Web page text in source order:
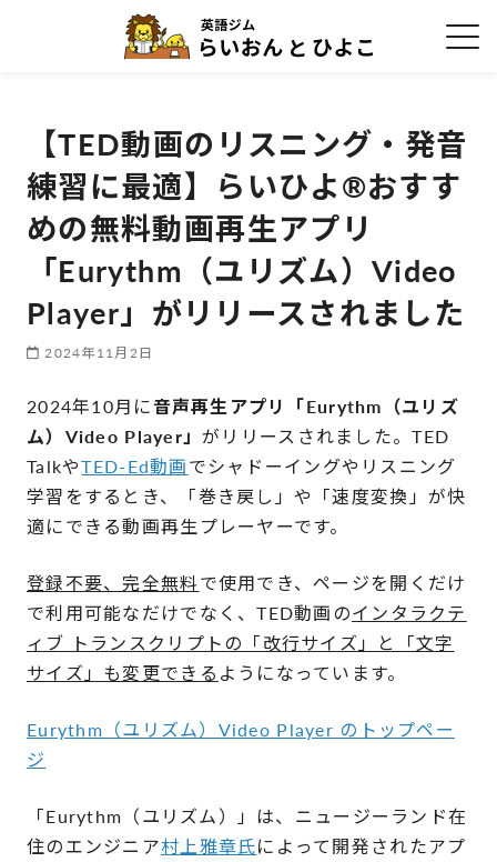
【TED動画のリスニング・発音
練習に最適】らいひよ®︎おすす
めの無料動画再生アプリ
「Eurythm（ユリズム）Video
Player」がリリースされました
2024年11月2日
2024年10月に音声再生アプリ「Eurythm（ユリズ
ム）Video Player」がリリースされました。TED
TalkやTED-Ed動画でシャドーイングやリスニング
学習をするとき、「巻き戻し」や「速度変換」が快
適にできる動画再生プレーヤーです。
登録不要、完全無料で使用でき、ページを開くだけ
で利用可能なだけでなく、TED動画のインタラクテ
ィブ トランスクリプトの「改行サイズ」と「文字
サイズ」も変更できる ようになっています。
Eurythm（ユリズム）Video Player のトップペー
ジ
「Eurythm（ユリズム）」は、 ニュージーランド在
住のエンジニア村上雅章氏によって開発されたアプ